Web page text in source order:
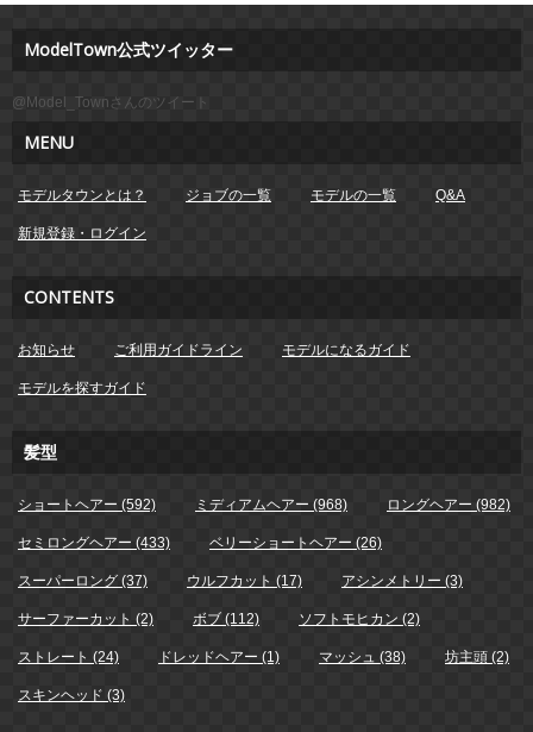
ModelTown公式ツイッター
@Model_Townさんのツイート
MENU
モデルタウンとは？ ジョブの一覧 モデルの一覧 Q&A
新規登録・ログイン
CONTENTS
お知らせ ご利用ガイドライン モデルになるガイド
モデルを探すガイド
髪型
ショートヘアー (592) ミディアムヘアー (968) ロングヘアー (982)
セミロングヘアー (433) ベリーショートヘアー (26)
スーパーロング (37) ウルフカット (17) アシンメトリー (3)
サーファーカット (2) ボブ (112) ソフトモヒカン (2)
ストレート (24) ドレッドヘアー (1) マッシュ (38) 坊主頭 (2)
スキンヘッド (3)